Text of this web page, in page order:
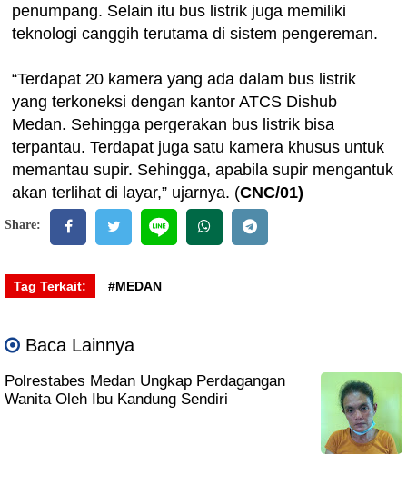
penumpang. Selain itu bus listrik juga memiliki
teknologi canggih terutama di sistem pengereman.
“Terdapat 20 kamera yang ada dalam bus listrik
yang terkoneksi dengan kantor ATCS Dishub
Medan. Sehingga pergerakan bus listrik bisa
terpantau. Terdapat juga satu kamera khusus untuk
memantau supir. Sehingga, apabila supir mengantuk
akan terlihat di layar,” ujarnya. (CNC/01)
Share:
Tag Terkait: #MEDAN
Baca Lainnya
Polrestabes Medan Ungkap Perdagangan
Wanita Oleh Ibu Kandung Sendiri